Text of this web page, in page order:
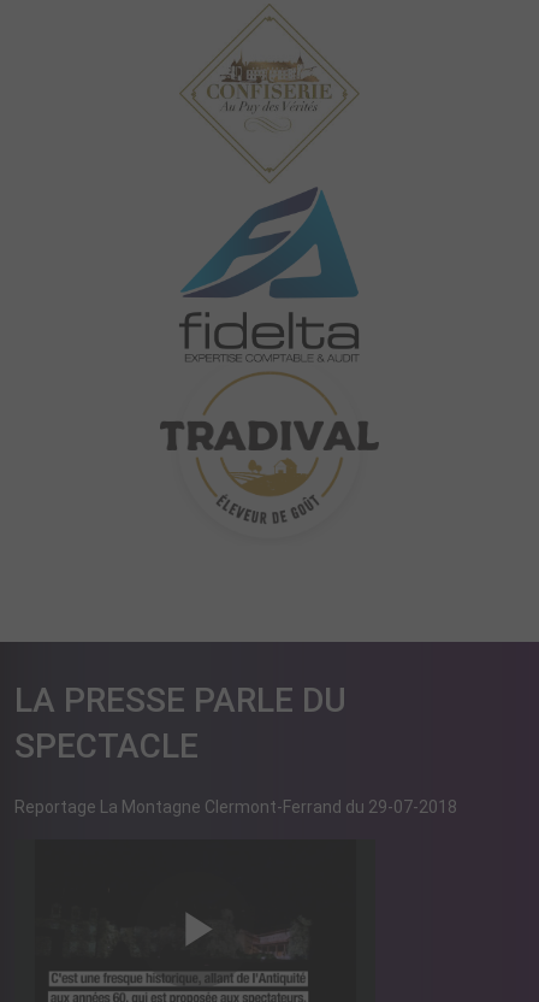
LA PRESSE PARLE DU
SPECTACLE
Reportage La Montagne Clermont-Ferrand du 29-07-2018